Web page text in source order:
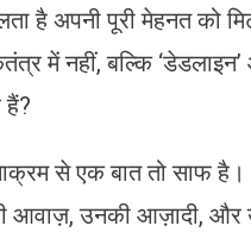
है अपनी पूरी मेहनत को
में नहीं, बल्कि
हैं?
से एक बात तो साफ है।
आवाज़, उनकी आज़ादी, और